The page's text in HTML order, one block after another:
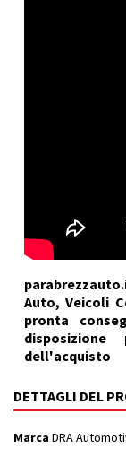
Auto, Veicoli
pronta
dell'acquisto
DETTAGLI DEL
Marca DRA